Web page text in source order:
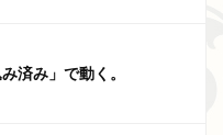
済み」で動く。